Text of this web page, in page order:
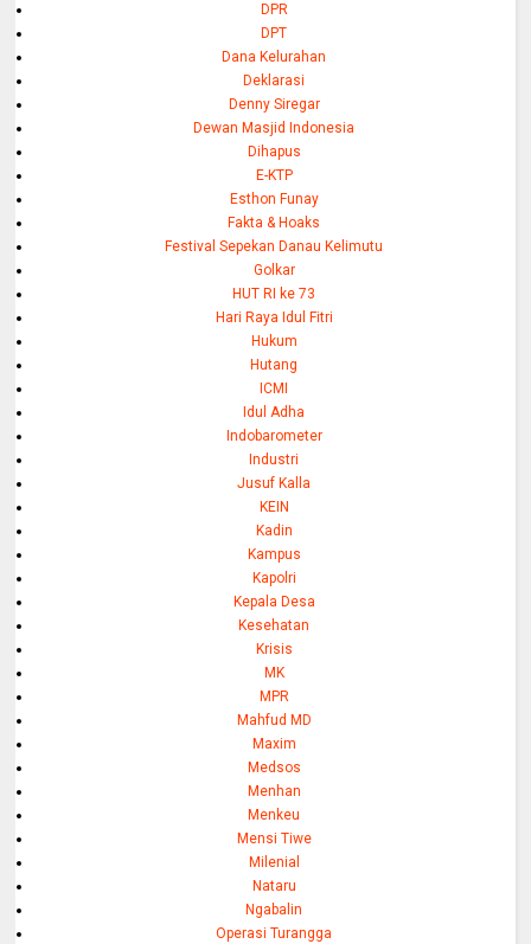
DPR
DPT
Dana Kelurahan
Deklarasi
Denny Siregar
Dewan Masjid Indonesia
Dihapus
E-KTP
Esthon Funay
Fakta & Hoaks
Festival Sepekan Danau Kelimutu
Golkar
HUT RI ke 73
Hari Raya Idul Fitri
Hukum
Hutang
ICMI
Idul Adha
Indobarometer
Industri
Jusuf Kalla
KEIN
Kadin
Kampus
Kapolri
Kepala Desa
Kesehatan
Krisis
MK
MPR
Mahfud MD
Maxim
Medsos
Menhan
Menkeu
Mensi Tiwe
Milenial
Nataru
Ngabalin
Operasi Turangga